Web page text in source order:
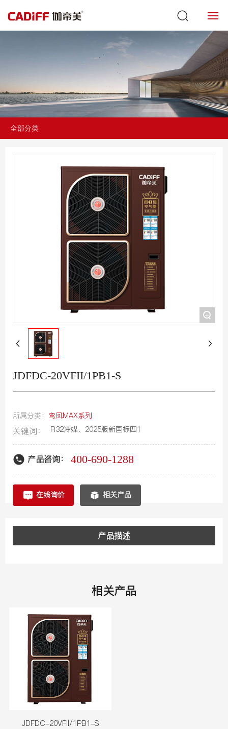
四一级空气能
工程案例
全部分类
+
JDFDC-20VFII/1PB1-S
所属分类： 鸾凤MAX系列
关键词： R32冷媒、2025版新国标四1
产品咨询： 400-690-1288
在线询价 相关产品
产品描述
相关产品
JDFDC-20VFII/1PB1-S